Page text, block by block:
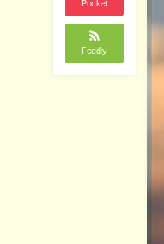
Pocket
Feedly